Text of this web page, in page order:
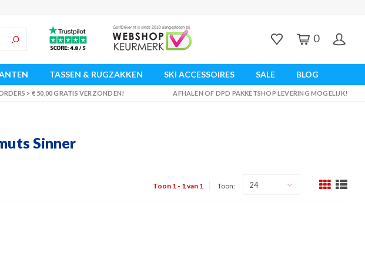
0
TASSEN & RUGZAKKEN SKI ACCESSOIRES SALE BLOG
> € 50,00 GRATIS VERZONDEN! AFHALEN OF DPD PAKKETSHOP LEVERING MOGELIJK!
Sinner
Toon 1 - 1 van 1 Toon: 24